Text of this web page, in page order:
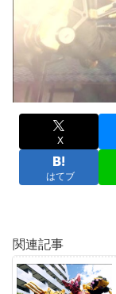
X
はてブ
関連記事